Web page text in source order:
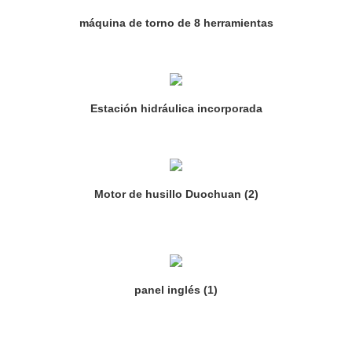
máquina de torno de 8 herramientas
Estación hidráulica incorporada
Motor de husillo Duochuan (2)
panel inglés (1)